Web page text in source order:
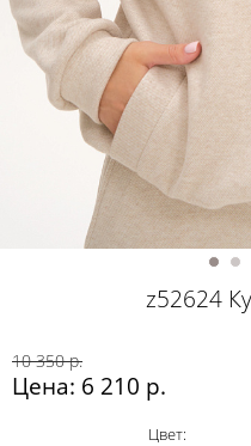
z52624
10 350 р.
Цена: 6 210 р.
Цвет: